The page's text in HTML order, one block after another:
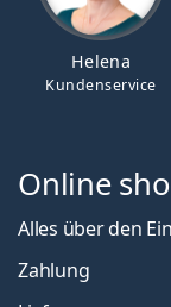
Helena
Kundenservice
Online
Alles über den
Zahlung